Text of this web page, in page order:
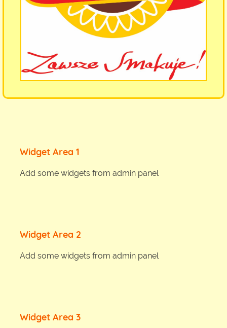
Widget Area 1
Add some widgets from admin panel
Widget Area 2
Add some widgets from admin panel
Widget Area 3